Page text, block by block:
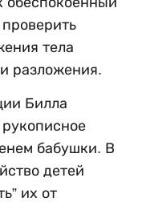
тела
разложения.
Билла
бабушки. В
детей
их от